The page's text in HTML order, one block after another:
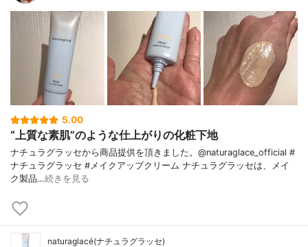
5.00
“上質な素肌”のような仕上がりの化粧下地
ナチュラグラッセから商品提供を頂きました。@naturaglace_official #
ナチュラグラッセ #メイクアップクリーム ナチュラグラッセは、メイ
ク製品…続きを見る
naturaglacé(ナチュラグラッセ)